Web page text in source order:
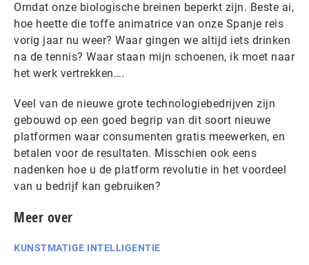
Omdat onze biologische breinen beperkt zijn. Beste ai,
hoe heette die toffe animatrice van onze Spanje reis
vorig jaar nu weer? Waar gingen we altijd iets drinken
na de tennis? Waar staan mijn schoenen, ik moet naar
het werk vertrekken….
Veel van de nieuwe grote technologiebedrijven zijn
gebouwd op een goed begrip van dit soort nieuwe
platformen waar consumenten gratis meewerken, en
betalen voor de resultaten. Misschien ook eens
nadenken hoe u de platform revolutie in het voordeel
van u bedrijf kan gebruiken?
Meer over
KUNSTMATIGE INTELLIGENTIE